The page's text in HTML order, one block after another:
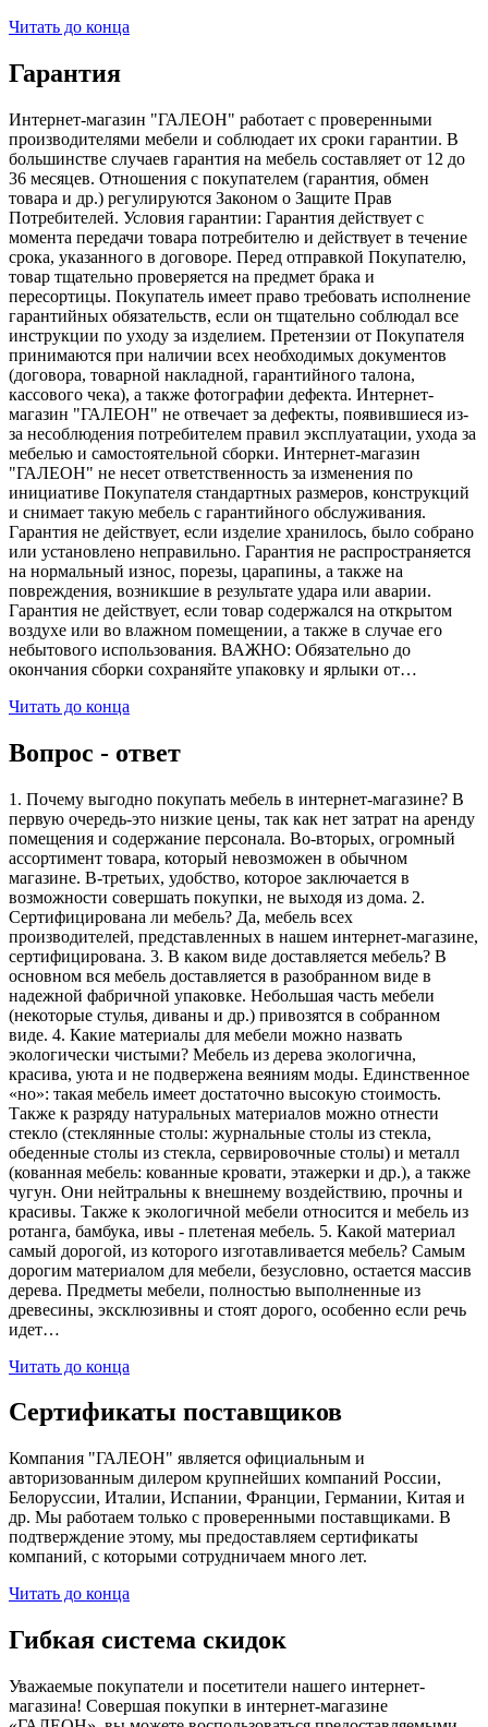
Читать до конца
Гарантия
Интернет-магазин "ГАЛЕОН" работает с проверенными
производителями мебели и соблюдает их сроки гарантии. В
большинстве случаев гарантия на мебель составляет от 12 до
36 месяцев. Отношения с покупателем (гарантия, обмен
товара и др.) регулируются Законом о Защите Прав
Потребителей. Условия гарантии: Гарантия действует с
момента передачи товара потребителю и действует в течение
срока, указанного в договоре. Перед отправкой Покупателю,
товар тщательно проверяется на предмет брака и
пересортицы. Покупатель имеет право требовать исполнение
гарантийных обязательств, если он тщательно соблюдал все
инструкции по уходу за изделием. Претензии от Покупателя
принимаются при наличии всех необходимых документов
(договора, товарной накладной, гарантийного талона,
кассового чека), а также фотографии дефекта. Интернет-
магазин "ГАЛЕОН" не отвечает за дефекты, появившиеся из-
за несоблюдения потребителем правил эксплуатации, ухода за
мебелью и самостоятельной сборки. Интернет-магазин
"ГАЛЕОН" не несет ответственность за изменения по
инициативе Покупателя стандартных размеров, конструкций
и снимает такую мебель с гарантийного обслуживания.
Гарантия не действует, если изделие хранилось, было собрано
или установлено неправильно. Гарантия не распространяется
на нормальный износ, порезы, царапины, а также на
повреждения, возникшие в результате удара или аварии.
Гарантия не действует, если товар содержался на открытом
воздухе или во влажном помещении, а также в случае его
небытового использования. ВАЖНО: Обязательно до
окончания сборки сохраняйте упаковку и ярлыки от…
Читать до конца
Вопрос - ответ
1. Почему выгодно покупать мебель в интернет-магазине? В
первую очередь-это низкие цены, так как нет затрат на аренду
помещения и содержание персонала. Во-вторых, огромный
ассортимент товара, который невозможен в обычном
магазине. В-третьих, удобство, которое заключается в
возможности совершать покупки, не выходя из дома. 2.
Сертифицирована ли мебель? Да, мебель всех
производителей, представленных в нашем интернет-магазине,
сертифицирована. 3. В каком виде доставляется мебель? В
основном вся мебель доставляется в разобранном виде в
надежной фабричной упаковке. Небольшая часть мебели
(некоторые стулья, диваны и др.) привозятся в собранном
виде. 4. Какие материалы для мебели можно назвать
экологически чистыми? Мебель из дерева экологична,
красива, уюта и не подвержена веяниям моды. Единственное
«но»: такая мебель имеет достаточно высокую стоимость.
Также к разряду натуральных материалов можно отнести
стекло (стеклянные столы: журнальные столы из стекла,
обеденные столы из стекла, сервировочные столы) и металл
(кованная мебель: кованные кровати, этажерки и др.), а также
чугун. Они нейтральны к внешнему воздействию, прочны и
красивы. Также к экологичной мебели относится и мебель из
ротанга, бамбука, ивы - плетеная мебель. 5. Какой материал
самый дорогой, из которого изготавливается мебель? Самым
дорогим материалом для мебели, безусловно, остается массив
дерева. Предметы мебели, полностью выполненные из
древесины, эксклюзивны и стоят дорого, особенно если речь
идет…
Читать до конца
Сертификаты поставщиков
Компания "ГАЛЕОН" является официальным и
авторизованным дилером крупнейших компаний России,
Белоруссии, Италии, Испании, Франции, Германии, Китая и
др. Мы работаем только с проверенными поставщиками. В
подтверждение этому, мы предоставляем сертификаты
компаний, с которыми сотрудничаем много лет.
Читать до конца
Гибкая система скидок
Уважаемые покупатели и посетители нашего интернет-
магазина! Совершая покупки в интернет-магазине